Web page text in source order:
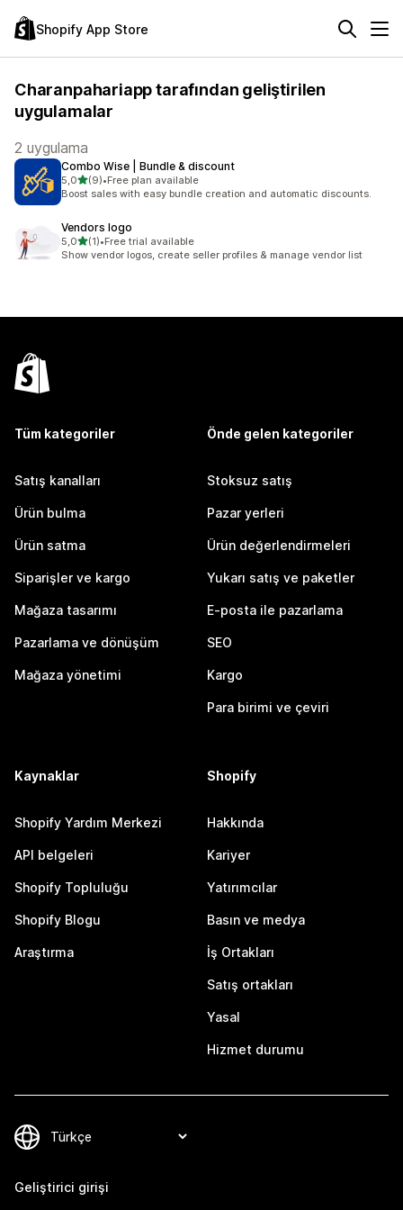
Shopify App Store
Charanpahariapp tarafından geliştirilen
uygulamalar
2 uygulama
Combo Wise | Bundle & discount
5,05 yıldız üzerinden
(9)
toplam 9 değerlendirme
•Free plan available
Boost sales with easy bundle creation and automatic discounts.
Vendors logo
5,05 yıldız üzerinden
(1)
toplam 1 değerlendirme
•Free trial available
Show vendor logos, create seller profiles & manage vendor list
Tüm kategoriler
Satış kanalları
Ürün bulma
Ürün satma
Siparişler ve kargo
Mağaza tasarımı
Pazarlama ve dönüşüm
Mağaza yönetimi
Önde gelen kategoriler
Stoksuz satış
Pazar yerleri
Ürün değerlendirmeleri
Yukarı satış ve paketler
E-posta ile pazarlama
SEO
Kargo
Para birimi ve çeviri
Kaynaklar
Shopify Yardım Merkezi
API belgeleri
Shopify Topluluğu
Shopify Blogu
Araştırma
Shopify
Hakkında
Kariyer
Yatırımcılar
Basın ve medya
İş Ortakları
Satış ortakları
Yasal
Hizmet durumu
Geliştirici girişi